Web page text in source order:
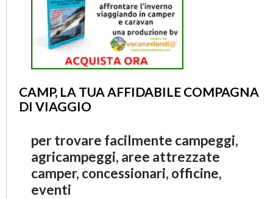
CAMP, LA TUA AFFIDABILE COMPAGNA
DI VIAGGIO
per trovare facilmente campeggi,
agricampeggi, aree attrezzate
camper, concessionari, officine,
eventi